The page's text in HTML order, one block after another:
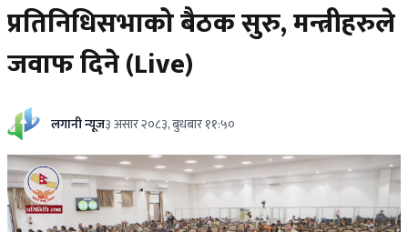
प्रतिनिधिसभाको बैठक सुरु, मन्त्रीहरुले
जवाफ दिने (Live)
लगानी न्यूज३ असार २०८३, बुधबार ११:५०